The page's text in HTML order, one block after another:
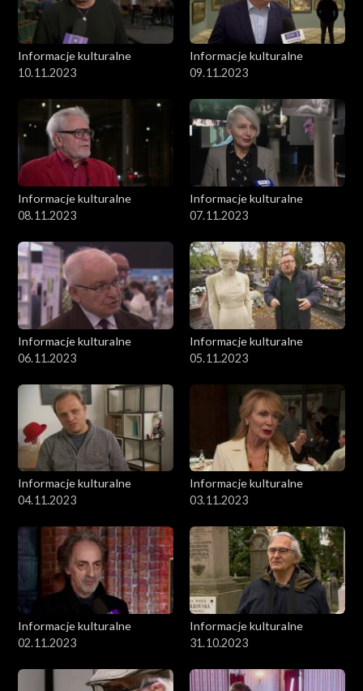
Informacje kulturalne
10.11.2023
Informacje kulturalne
09.11.2023
Informacje kulturalne
08.11.2023
Informacje kulturalne
07.11.2023
Informacje kulturalne
06.11.2023
Informacje kulturalne
05.11.2023
Informacje kulturalne
04.11.2023
Informacje kulturalne
03.11.2023
Informacje kulturalne
02.11.2023
Informacje kulturalne
31.10.2023